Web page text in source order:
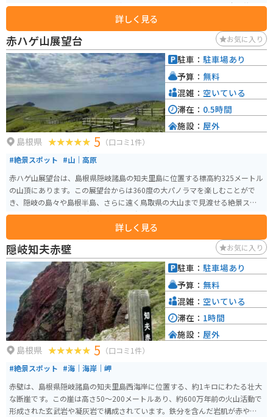
「くらしの清水」として古くから親しまれ、飲料水や料理、特にお米を炊く
され、信仰の対象としても大切にされています。来居港から車でわずか3分の
場所にあり、アクセスも良く、観光スポットとして訪れる人も多い場所で
す。
詳しく見る
赤ハゲ山展望台 お気に入り
島根県 5 （口コミ1件）
#絶景スポット #山｜高原
赤ハゲ山展望台は、島根県隠岐諸島の知夫里島に位置する標高約325メートル
の山頂にあります。この展望台からは360度の大パノラマを楽しむことがで
き、隠岐の島々や島根半島、さらに遠く鳥取県の大山まで見渡せる絶景スポ
ットです。特に、カルデラ湾に浮かぶ島々の景色が美しく、晴れた日には日
本海に広がる風景が一望できます。 展望台周辺には放牧された牛がのんびり
と草を食む姿も見られます。駐車場やトイレも整備されており、自然を満喫
する観光地として人気があります。
詳しく見る
駐車： 駐車場あり
予算： 無料
混雑： 空いている
滞在： 0.5時間
施設： 屋外
隠岐知夫赤壁 お気に入り
島根県 5 （口コミ1件）
#絶景スポット #海｜海岸｜岬
赤壁は、島根県隠岐諸島の知夫里島西海岸に位置する、約1キロにわたる壮大
な断崖です。この崖は高さ50〜200メートルあり、約600万年前の火山活動で
形成された玄武岩や凝灰岩で構成されています。鉄分を含んだ岩肌が赤や
駐車： 駐車場あり
予算： 無料
混雑： 空いている
滞在： 1時間
施設： 屋外